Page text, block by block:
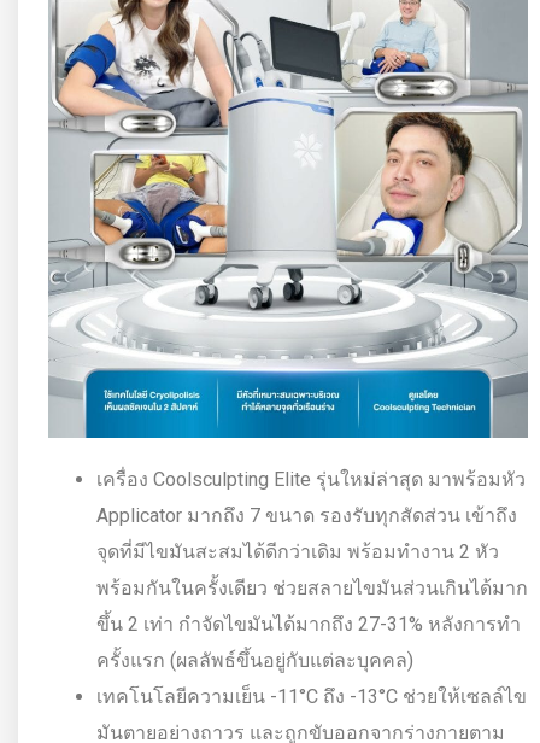
เครื่อง Coolsculpting Elite รุ่นใหม่ล่าสุด มาพร้อมหัว
Applicator มากถึง 7 ขนาด รองรับทุกสัดส่วน เข้าถึง
จุดที่มีไขมันสะสมได้ดีกว่าเดิม พร้อมทำงาน 2 หัว
พร้อมกันในครั้งเดียว ช่วยสลายไขมันส่วนเกินได้มาก
ขึ้น 2 เท่า กำจัดไขมันได้มากถึง 27-31% หลังการทำ
ครั้งแรก (ผลลัพธ์ขึ้นอยู่กับแต่ละบุคคล)
เทคโนโลยีความเย็น -11°C ถึง -13°C ช่วยให้เซลล์ไข
มันตายอย่างถาวร และถูกขับออกจากร่างกายตาม